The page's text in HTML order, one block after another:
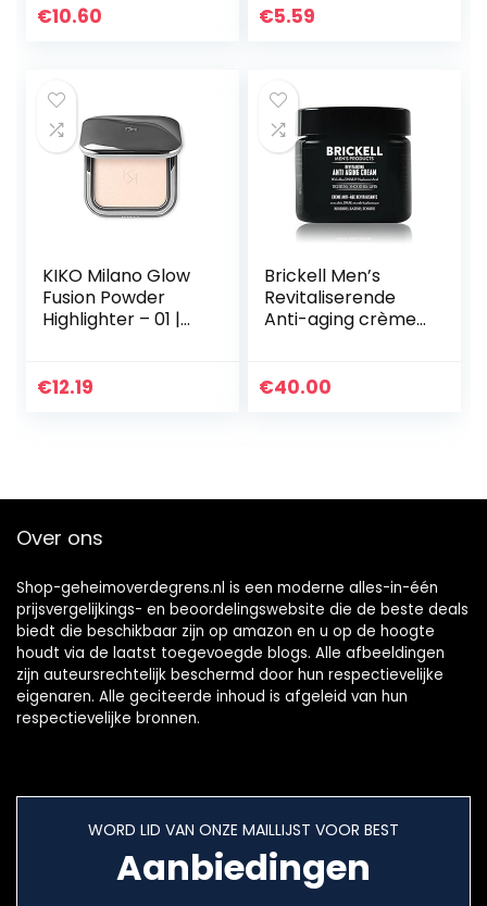
€10.60
verhelderende luie
€5.59
KIKO Milano Glow
Fusion Powder
Highlighter – 01 |
moduleerbaar
€12.19
Brickell Men’s
Revitaliserende
Anti-aging crème
Organische Anti-
€40.00
Over ons
Shop-geheimoverdegrens.nl is een moderne alles-in-één
prijsvergelijkings- en beoordelingswebsite die de beste deals
biedt die beschikbaar zijn op amazon en u op de hoogte
houdt via de laatst toegevoegde blogs. Alle afbeeldingen
zijn auteursrechtelijk beschermd door hun respectievelijke
eigenaren. Alle geciteerde inhoud is afgeleid van hun
respectievelijke bronnen.
WORD LID VAN ONZE MAILLIJST VOOR BEST
Aanbiedingen